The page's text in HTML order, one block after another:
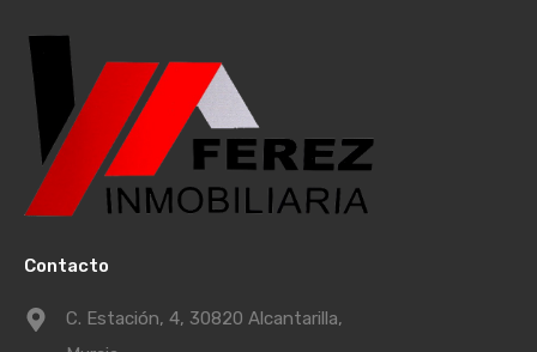
Contacto
C. Estación, 4, 30820 Alcantarilla,